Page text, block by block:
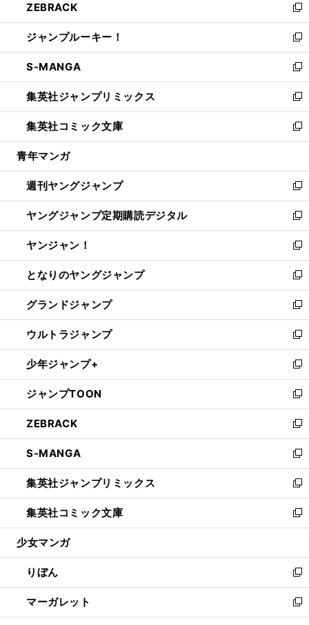
く
で
開
く
ド
ウ
で
開
く
ィ
ン
ド
ウ
で
開
く
い
ウ
ィ
ン
ド
ウ
で
開
く
ZEBRACK
新
し
い
ウ
ィ
ン
ド
ウ
で
開
ジャンプルーキー！
新
し
い
ウ
ィ
ン
ド
ウ
開
く
S-MANGA
新
し
い
ウ
ィ
ン
ウ
で
開
く
集英社ジャンプリミックス
新
し
い
ウ
ン
ド
ウ
で
開
く
集英社コミック文庫
新
し
ウ
ィ
ン
ド
ウ
で
開
く
青年マンガ
週刊ヤングジャンプ
新
し
い
ウ
ィ
ン
ド
ウ
で
開
く
ヤングジャンプ定期購読デジタル
新
し
い
ウ
ィ
ン
ド
ウ
で
開
く
ヤンジャン！
新
し
い
ウ
ィ
ン
ド
ウ
で
開
く
となりのヤングジャンプ
新
し
い
ウ
ィ
ン
ド
ウ
で
開
く
グランドジャンプ
新
し
い
ウ
ィ
ン
ド
ウ
で
開
く
ウルトラジャンプ
新
し
い
ウ
ィ
ン
ド
ウ
で
開
く
少年ジャンプ+
新
し
い
ウ
ィ
ン
ド
ウ
で
開
く
ジャンプTOON
新
し
い
ウ
ィ
ン
ド
ウ
で
開
ZEBRACK
新
し
い
ウ
ィ
ン
ド
ウ
開
く
S-MANGA
新
し
い
ウ
ィ
ン
ウ
で
開
く
集英社ジャンプリミックス
新
し
い
ウ
ン
ド
ウ
で
開
集英社コミック文庫
新
し
ウ
ィ
ン
ド
ウ
少女マンガ
りぼん
新
し
い
ウ
マーガレット
新
し